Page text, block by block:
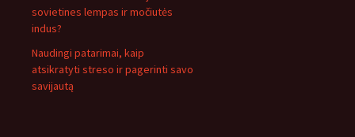
sovietines lempas ir močiutės
indus?
Naudingi patarimai, kaip
atsikratyti streso ir pagerinti savo
savijautą